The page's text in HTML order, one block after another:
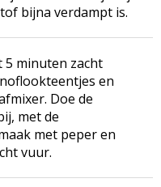
bijna verdampt is.
5 minuten zacht
en
Doe de
met de
met peper en
vuur.